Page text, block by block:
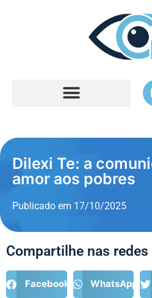
Dilexi Te: a
amor aos pobres
Publicado em 17/10/2025
Compartilhe nas
Facebook WhatsApp